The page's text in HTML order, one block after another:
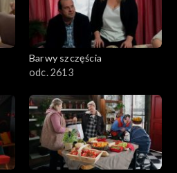
Barwy szczęścia
odc. 2613